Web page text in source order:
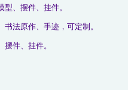
、摆件、挂件。
书法原作、手迹，可定制。
件、挂件。